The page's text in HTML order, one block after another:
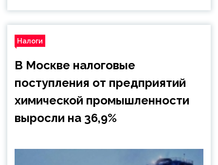
Налоги
В Москве налоговые
поступления от предприятий
химической промышленности
выросли на 36,9%